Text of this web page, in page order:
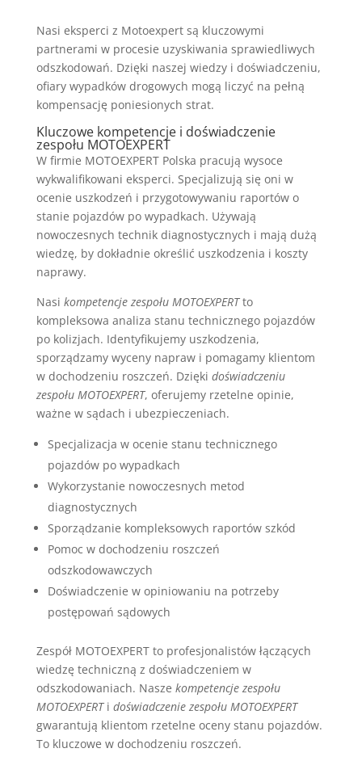
Nasi eksperci z Motoexpert są kluczowymi
partnerami w procesie uzyskiwania sprawiedliwych
odszkodowań. Dzięki naszej wiedzy i doświadczeniu,
ofiary wypadków drogowych mogą liczyć na pełną
kompensację poniesionych strat.
Kluczowe kompetencje i doświadczenie
zespołu MOTOEXPERT
W firmie MOTOEXPERT Polska pracują wysoce
wykwalifikowani eksperci. Specjalizują się oni w
ocenie uszkodzeń i przygotowywaniu raportów o
stanie pojazdów po wypadkach. Używają
nowoczesnych technik diagnostycznych i mają dużą
wiedzę, by dokładnie określić uszkodzenia i koszty
naprawy.
Nasi kompetencje zespołu MOTOEXPERTto
kompleksowa analiza stanu technicznego pojazdów
po kolizjach. Identyfikujemy uszkodzenia,
sporządzamy wyceny napraw i pomagamy klientom
w dochodzeniu roszczeń. Dzięki doświadczeniu
zespołu MOTOEXPERT, oferujemy rzetelne opinie,
ważne w sądach i ubezpieczeniach.
Specjalizacja w ocenie stanu technicznego
pojazdów po wypadkach
Wykorzystanie nowoczesnych metod
diagnostycznych
Sporządzanie kompleksowych raportów szkód
Pomoc w dochodzeniu roszczeń
odszkodowawczych
Doświadczenie w opiniowaniu na potrzeby
postępowań sądowych
Zespół MOTOEXPERT to profesjonalistów łączących
wiedzę techniczną z doświadczeniem w
odszkodowaniach. Nasze kompetencje zespołu
MOTOEXPERTi doświadczenie zespołu MOTOEXPERT
gwarantują klientom rzetelne oceny stanu pojazdów.
To kluczowe w dochodzeniu roszczeń.